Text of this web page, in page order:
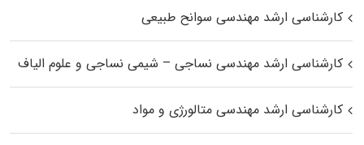
کارشناسی ارشد مهندسی سوانح طبیعی
کارشناسی ارشد مهندسی نساجی – شیمی نساجی و علوم الیاف
کارشناسی ارشد مهندسی متالورژی و مواد